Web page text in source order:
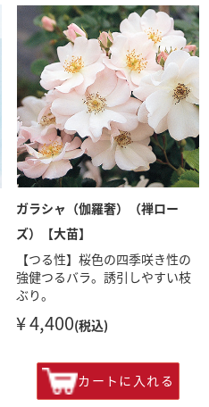
ガラシャ（伽羅奢）（禅ロー
ズ）【大苗】
【つる性】桜色の四季咲き性の
強健つるバラ。誘引しやすい枝
ぶり。
¥ 4,400(税込)
カートに入れる